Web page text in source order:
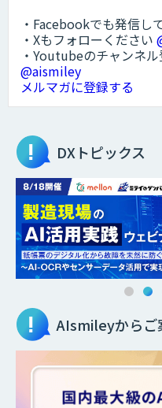
・Facebookでも発信し
・Xもフォローください
・Youtubeのチャンネ
@aismiley
メルマガに登録する
DXトピックス
AIsmileyからご